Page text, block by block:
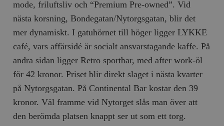
mode, friluftsliv och “Premium Pre-owned”. Vid
nästa korsning, Bondegatan/Nytorgsgatan, blir det
mer dynamiskt. I gatuhörnet till höger ligger LYKKE
café, vars affärsidé är socialt ansvarstagande kaffe. På
andra sidan ligger Retro sportbar, med after work-öl
för 42 kronor. Priset blir direkt slaget i nästa kvarter
på Nytorgsgatan. På Continental Bar kostar den 39
kronor. Väl framme vid Nytorget slås man över att
den berömda platsen knappt ser ut som ett torg.